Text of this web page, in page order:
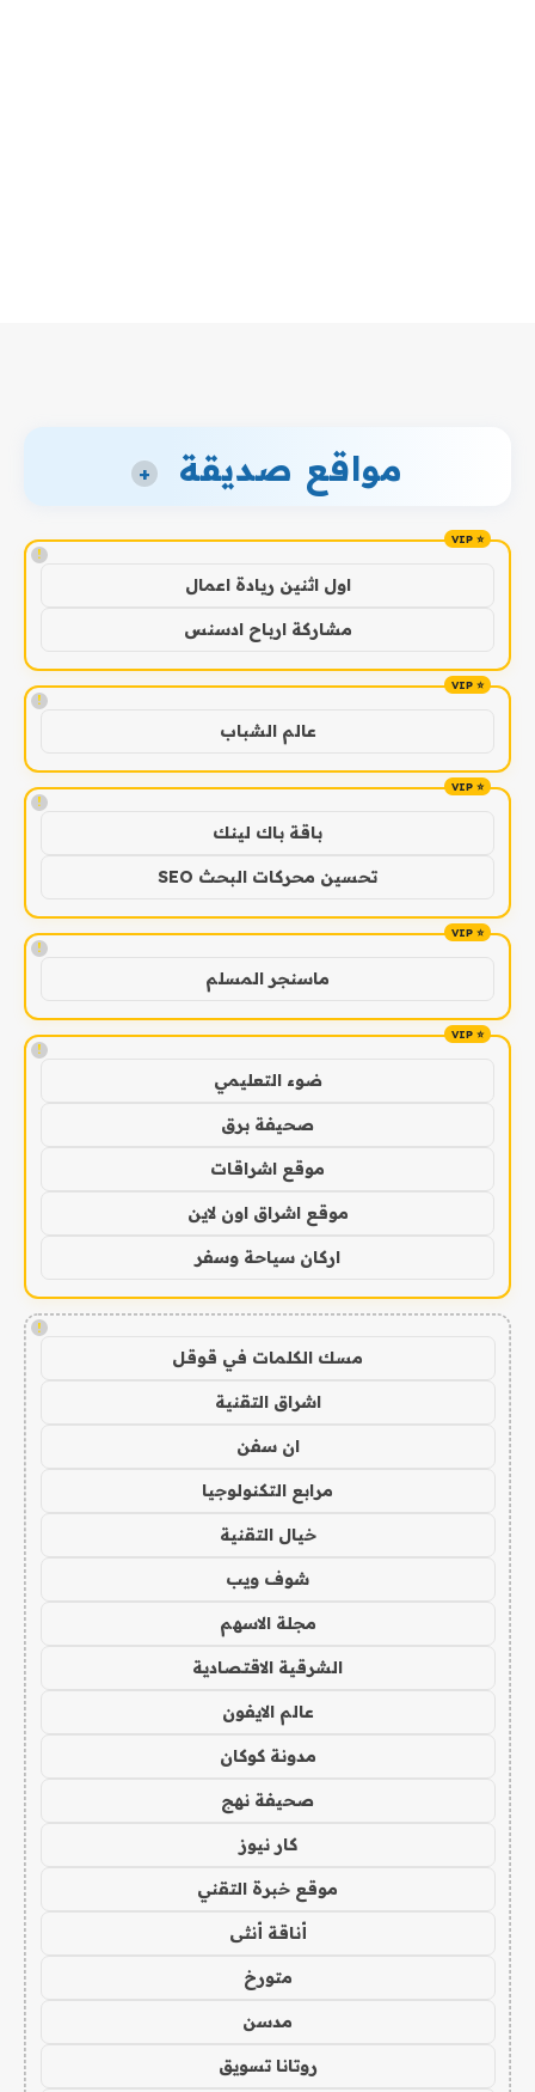
مواقع صديقة +
!
اول اثنين ريادة اعمال
مشاركة ارباح ادسنس
!
عالم الشباب
!
باقة باك لينك
تحسين محركات البحث SEO
!
ماسنجر المسلم
!
ضوء التعليمي
صحيفة برق
موقع اشراقات
موقع اشراق اون لاين
اركان سياحة وسفر
!
مسك الكلمات في قوقل
اشراق التقنية
ان سفن
مرابع التكنولوجيا
خيال التقنية
شوف ويب
مجلة الاسهم
الشرقية الاقتصادية
عالم الايفون
مدونة كوكان
صحيفة نهج
كار نيوز
موقع خبرة التقني
أناقة أنثى
متورخ
مدسن
روتانا تسويق